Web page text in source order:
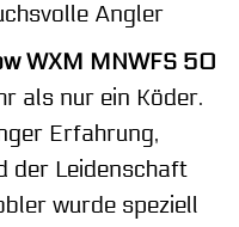
Angler
WXM MNWFS 50
als nur ein Köder.
Erfahrung,
der Leidenschaft
wurde speziell